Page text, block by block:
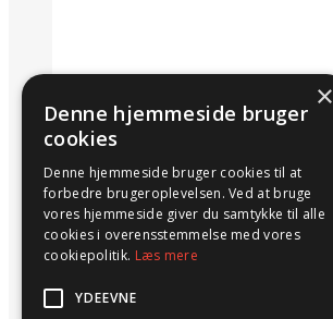
×
Denne hjemmeside bruger
cookies
Denne hjemmeside bruger cookies til at
forbedre brugeroplevelsen. Ved at bruge
vores hjemmeside giver du samtykke til alle
cookies i overensstemmelse med vores
cookiepolitik. Læs mere
YDEEVNE